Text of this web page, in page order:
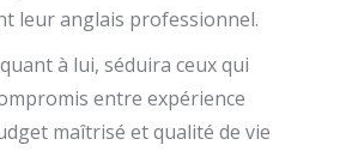
leur anglais professionnel.
à lui, séduira ceux qui
entre expérience
maîtrisé et qualité de vie